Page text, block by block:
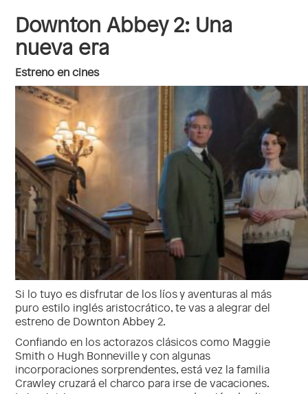
Downton Abbey 2: Una
nueva era
Estreno en cines
Si lo tuyo es disfrutar de los líos y aventuras al más
puro estilo inglés aristocrático, te vas a alegrar del
estreno de Downton Abbey 2.
Confiando en los actorazos clásicos como Maggie
Smith o Hugh Bonneville y con algunas
incorporaciones sorprendentes, está vez la familia
Crawley cruzará el charco para irse de vacaciones.